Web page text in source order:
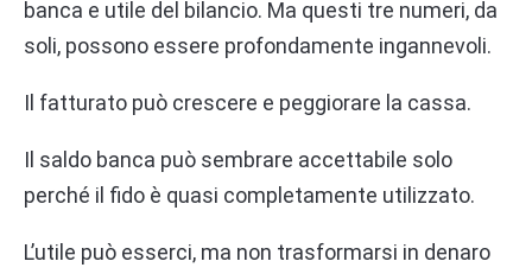
banca e utile del bilancio. Ma questi tre numeri, da
soli, possono essere profondamente ingannevoli.
Il fatturato può crescere e peggiorare la cassa.
Il saldo banca può sembrare accettabile solo
perché il fido è quasi completamente utilizzato.
L’utile può esserci, ma non trasformarsi in denaro